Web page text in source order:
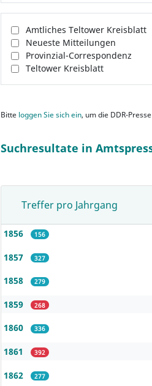
Amtliches Teltower Kreisblatt
Neueste Mitteilungen
Provinzial-Correspondenz
Teltower Kreisblatt
Bitte loggen Sie sich ein, um die DDR-
Suchresultate in
Treffer pro Jahrgang
1856 156
1857 327
1858 279
1859 268
1860 336
1861 392
1862 277